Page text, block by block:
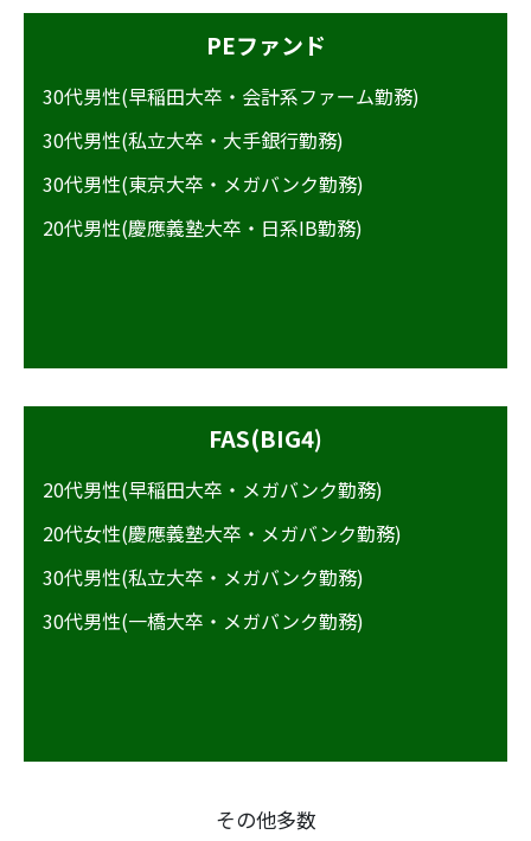
PEファンド
30代男性(早稲田大卒・会計系ファーム勤務)
30代男性(私立大卒・大手銀行勤務)
30代男性(東京大卒・メガバンク勤務)
20代男性(慶應義塾大卒・日系IB勤務)
FAS(BIG4)
20代男性(早稲田大卒・メガバンク勤務)
20代女性(慶應義塾大卒・メガバンク勤務)
30代男性(私立大卒・メガバンク勤務)
30代男性(一橋大卒・メガバンク勤務)
その他多数